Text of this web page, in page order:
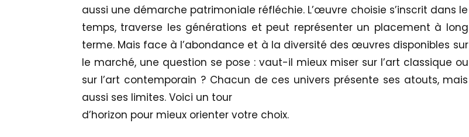
aussi une démarche patrimoniale réfléchie. L’œuvre choisie s’inscrit dans le
temps, traverse les générations et peut représenter un placement à long
terme. Mais face à l’abondance et à la diversité des œuvres disponibles sur
le marché, une question se pose : vaut-il mieux miser sur l’art classique ou
sur l’art contemporain ? Chacun de ces univers présente ses atouts, mais
aussi ses limites. Voici un tour
d’horizon pour mieux orienter votre choix.